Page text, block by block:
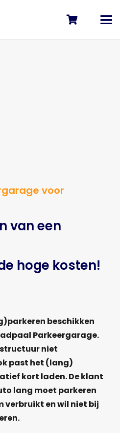
voor
van een
hoge kosten!
beschikken
Parkeergarage.
niet
past het (lang)
kort laden. De klant
lang moet parkeren
verbruikt en wil niet bij